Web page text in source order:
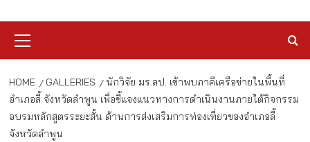
Menu
HOME GALLERIES
นักวิจัย มร.ลป. เข้าพบภาคีเครือข่ายในพื้นที่
อำเภอลี้ จังหวัดลำพูน เพื่อชี้แจงแนวทางการดำเนินงานภายใต้กิจกรรม
อบรมหลักสูตรระยะสั้น ด้านการส่งเสริมการท่องเที่ยวของอำเภอลี้
จังหวัดลำพูน